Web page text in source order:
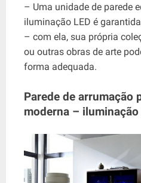
– Uma unidade de parede
iluminação LED é
– com ela, sua própria
ou outras obras de arte
forma adequada.
Parede de arrumação
moderna – iluminação